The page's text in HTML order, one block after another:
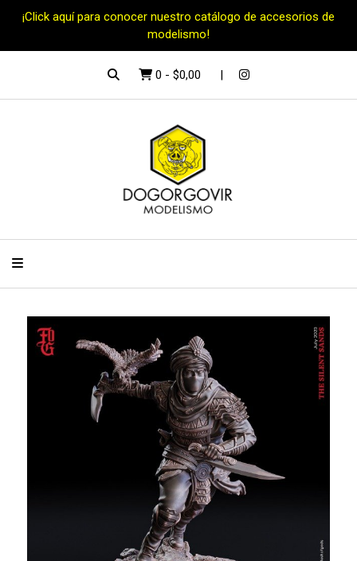
¡Click aquí para conocer nuestro catálogo de accesorios de
modelismo!
0 - $0,00